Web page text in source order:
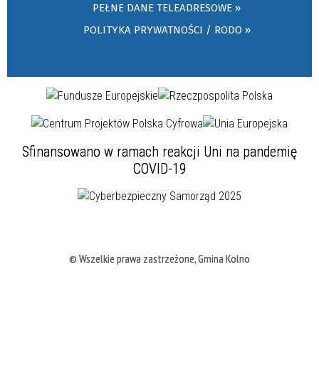
PEŁNE DANE TELEADRESOWE »
POLITYKA PRYWATNOŚCI / RODO »
Sfinansowano w ramach reakcji Uni na pandemię
COVID-19
© Wszelkie prawa zastrzeżone, Gmina Kolno